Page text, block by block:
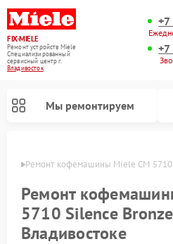
FIX-MIELE
Ремонт устройств Miele
Специализированный
cервисный центр г.
Владивосток
Мы ремонтируем
Ремонт кофемашины Miele CM
Ремонт
5710 Silence
Владивостоке